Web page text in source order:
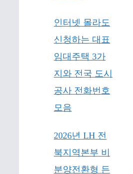
인터넷 몰라도
신청하는 대표
임대주택 3가
지와 전국 도시
공사 전화번호
모음
2026년 LH 전
북지역본부 비
분양전환형 든